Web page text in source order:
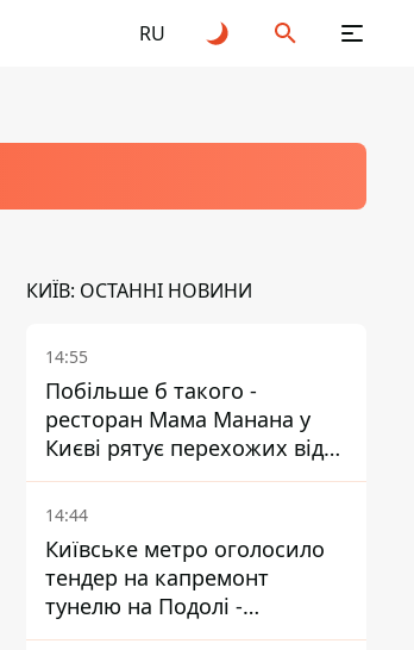
RU
КИЇВ: ОСТАННІ НОВИНИ
14:55
Побільше б такого -
ресторан Мама Манана у
Києві рятує перехожих від
спеки
14:44
Київське метро оголосило
тендер на капремонт
тунелю на Подолі -
триватиме майже два роки